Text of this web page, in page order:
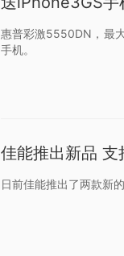
惠普彩激5550DN，最
手机。
佳能推出新品
日前佳能推出了两款新